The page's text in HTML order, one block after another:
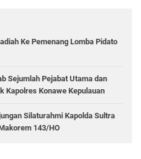
Ke Pemenang Lomba Pidato
Sejumlah Pejabat Utama dan
Kapolres Konawe Kepulauan
Silaturahmi Kapolda Sultra
143/HO